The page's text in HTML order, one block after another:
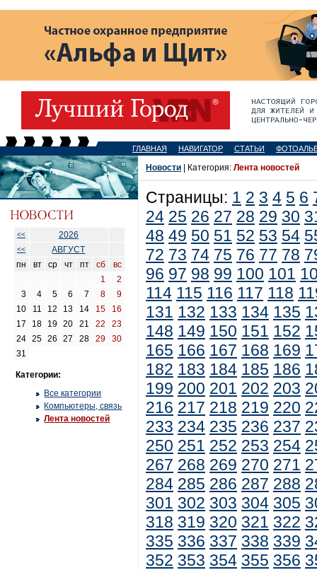
ГЛАВНАЯ НАВИГАТОР СТАТЬИ
<< 2026
<<
АВГУСТ
пн
вт ср чт пт сб
вс
1
2
3
4 5 6 7 8
9
10
11 12 13 14 15
16
17
18 19 20 21 22
23
24
25 26 27 28 29
30
31
Категории:
Все категории
Компьютеры, связь
Лента новостей
Новости | Категория: Лента новостей
Страницы: 1 2 3 4 5 6
24 25 26 27 28 29 30
48 49 50 51 52 53 54
72 73 74 75 76 77 78
96 97 98 99 100 101
114 115 116 117 118
131 132 133 134 135
148 149 150 151 152
165 166 167 168 169
182 183 184 185 186
199 200 201 202 203
216 217 218 219 220
233 234 235 236 237
250 251 252 253 254
267 268 269 270 271
284 285 286 287 288
301 302 303 304 305
318 319 320 321 322
335 336 337 338 339
352 353 354 355 356